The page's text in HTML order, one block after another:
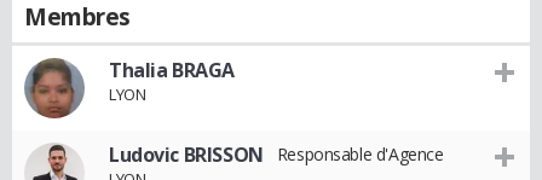
Membres
Thalia BRAGA
LYON
Ludovic BRISSON Responsable d'Agence